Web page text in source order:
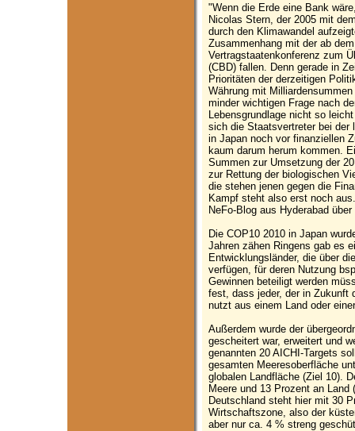
"Wenn die Erde eine Bank
Nicolas Stern, der 2005 mit
durch den Klimawandel
Zusammenhang mit der ab
Vertragstaatenkonferenz zum
(CBD) fallen. Denn gerade in
Prioritäten der derzeitigen
Währung mit
minder wichtigen Frage nach
Lebensgrundlage nicht so
sich die Staatsvertreter bei der
in Japan noch vor finanziellen
kaum darum herum kommen.
Summen zur Umsetzung der
zur Rettung der biologischen
die stehen jenen gegen die
Kampf steht also erst noch
NeFo-Blog aus Hyderabad
Die COP10 2010 in Japan
Jahren zähen Ringens gab es
Entwicklungsländer, die über
verfügen, für deren Nutzung
Gewinnen beteiligt werden
fest, dass jeder, der in Zukunft
nutzt aus einem Land oder
Außerdem wurde der
gescheitert war, erweitert und
genannten 20 AICHI-Targets
gesamten Meeresoberfläche
globalen Landfläche (Ziel 10).
Meere und 13 Prozent an
Deutschland steht hier mit 30
Wirtschaftszone, also der
aber nur ca. 4 % streng